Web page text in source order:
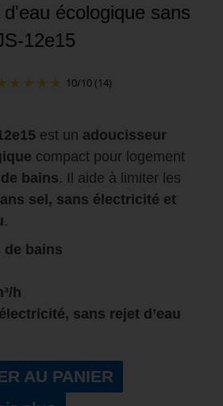
d'eau écologique sans
12e15
10/10(14)
est un adoucisseur
compact pour logement
bains. Il aide à limiter les
sel, sans électricité et
.
de bains
h
sans rejet d’eau
AU PANIER